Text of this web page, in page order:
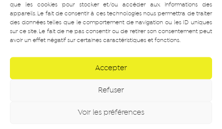
que les cookies pour stocker et/ou accéder aux informations des
appareils. Le fait de consentir à ces technologies nous permettra de traiter
des données telles que le comportement de navigation ou les ID uniques
sur ce site. Le fait de ne pas consentir ou de retirer son consentement peut
avoir un effet négatif sur certaines caractéristiques et fonctions.
Accepter
Refuser
Voir les préférences